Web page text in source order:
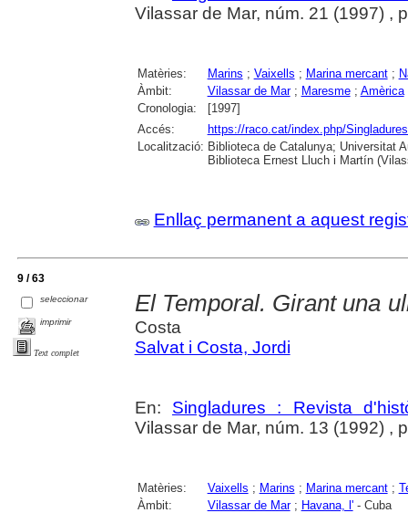
Vilassar de Mar, núm. 21 (1997) ,
Matèries: Marins ; Vaixells ; Marina mercant;
Àmbit:
Vilassar de Mar; Maresme; Amèrica
Cronologia:
[1997]
Accés:
https://raco.cat/index.php/
Localització: Biblioteca de Catalunya; Universitat
Biblioteca Ernest Lluch i Martín
Enllaç permanent a aquest
9 / 63
seleccionar
imprimir
Text complet
El Temporal. Girant una
Costa
Salvat i Costa, Jordi
En: Singladures : Revista
Vilassar de Mar, núm. 13 (1992) ,
Matèries: Vaixells ; Marins ; Marina mercant;
Àmbit:
Vilassar de Mar; Havana, l'- Cuba